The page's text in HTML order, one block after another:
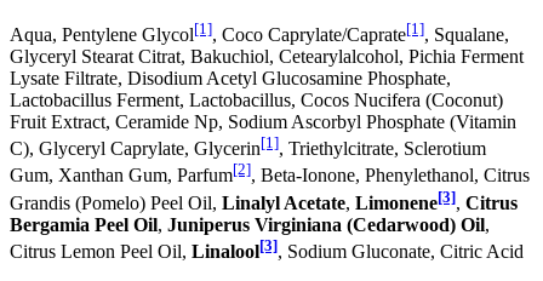
Aqua, Pentylene Glycol[1], Coco Caprylate/Caprate[1], Squalane,
Glyceryl Stearat Citrat, Bakuchiol, Cetearylalcohol, Pichia Ferment
Lysate Filtrate, Disodium Acetyl Glucosamine Phosphate,
Lactobacillus Ferment, Lactobacillus, Cocos Nucifera (Coconut)
Fruit Extract, Ceramide Np, Sodium Ascorbyl Phosphate (Vitamin
C), Glyceryl Caprylate, Glycerin[1], Triethylcitrate, Sclerotium
Gum, Xanthan Gum, Parfum[2], Beta-Ionone, Phenylethanol, Citrus
Grandis (Pomelo) Peel Oil, Linalyl Acetate, Limonene[3], Citrus
Bergamia Peel Oil, Juniperus Virginiana (Cedarwood) Oil,
Citrus Lemon Peel Oil, Linalool[3], Sodium Gluconate, Citric Acid